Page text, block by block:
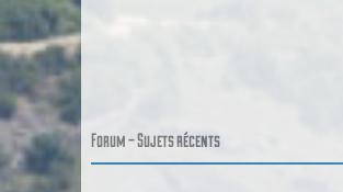
Forum – Sujets récents